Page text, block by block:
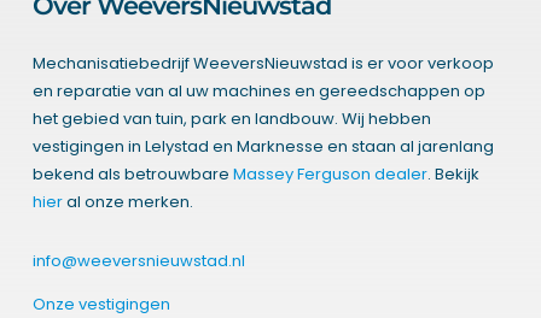
Mechanisatiebedrijf WeeversNieuwstad is er voor verkoop
en reparatie van al uw machines en gereedschappen op
het gebied van tuin, park en landbouw. Wij hebben
vestigingen in Lelystad en Marknesse en staan al jarenlang
bekend als betrouwbare Massey Ferguson dealer. Bekijk
hieral onze merken.
info@weeversnieuwstad.nl
Onze vestigingen